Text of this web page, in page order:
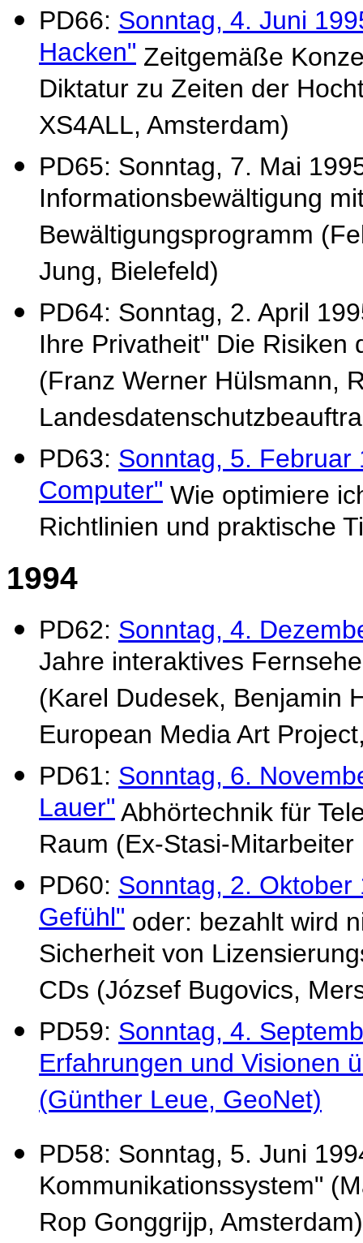
PD66: Sonntag, 4. Juni
Hacken" Zeitgemäße
Diktatur zu Zeiten der
XS4ALL, Amsterdam)
PD65: Sonntag, 7. Mai
Informationsbewältigung
Bewältigungsprogramm
Jung, Bielefeld)
PD64: Sonntag, 2. April
Ihre Privatheit" Die
(Franz Werner Hülsmann,
PD63: Sonntag, 5. Februar
Computer" Wie optimiere
Richtlinien und praktische
1994
PD62: Sonntag, 4.
Jahre interaktives
(Karel Dudesek, Benjamin
European Media Art
PD61: Sonntag, 6.
Lauer"Abhörtechnik für
Raum (Ex-Stasi-
PD60: Sonntag, 2.
Gefühl" oder: bezahlt wird
Sicherheit von
CDs (József Bugovics,
PD59: Sonntag, 4.
Erfahrungen und Visionen
(Günther Leue, GeoNet)
PD58: Sonntag, 5. Juni
Kommunikationssystem"
Rop Gonggrijp, Amsterdam)